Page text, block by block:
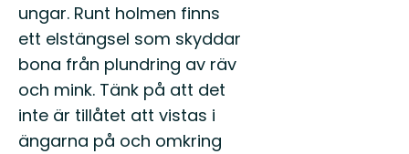
ungar. Runt holmen finns
ett elstängsel som skyddar
bona från plundring av räv
och mink. Tänk på att det
inte är tillåtet att vistas i
ängarna på och omkring